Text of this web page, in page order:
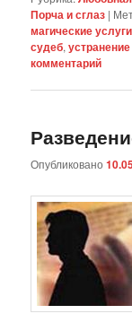
Порча и сглаз |
магические услуги
судеб,
комментарий
Опубликовано